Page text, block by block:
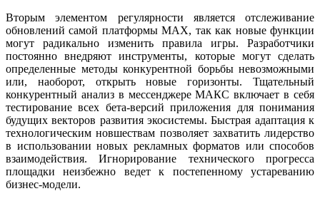
Вторым элементом регулярности является отслеживание
обновлений самой платформы MAX, так как новые функции
могут радикально изменить правила игры. Разработчики
постоянно внедряют инструменты, которые могут сделать
определенные методы конкурентной борьбы невозможными
или, наоборот, открыть новые горизонты. Тщательный
конкурентный анализ в мессенджере МАКС включает в себя
тестирование всех бета-версий приложения для понимания
будущих векторов развития экосистемы. Быстрая адаптация к
технологическим новшествам позволяет захватить лидерство
в использовании новых рекламных форматов или способов
взаимодействия. Игнорирование технического прогресса
площадки неизбежно ведет к постепенному устареванию
бизнес-модели.